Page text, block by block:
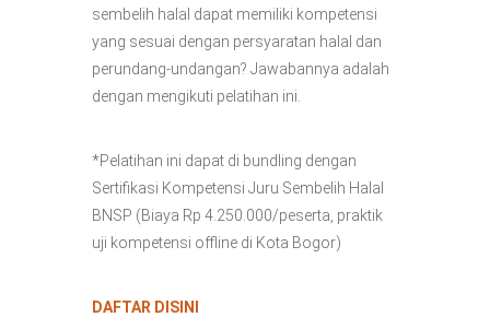
sembelih halal dapat memiliki kompetensi
yang sesuai dengan persyaratan halal dan
perundang-undangan? Jawabannya adalah
dengan mengikuti pelatihan ini.
*Pelatihan ini dapat di bundling dengan
Sertifikasi Kompetensi Juru Sembelih Halal
BNSP (Biaya Rp 4.250.000/peserta, praktik
uji kompetensi offline di Kota Bogor)
DAFTAR DISINI